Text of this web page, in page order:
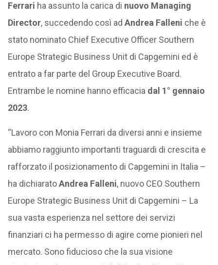
Ferrari ha assunto la carica di nuovo Managing
Director, succedendo così ad Andrea Falleni che è
stato nominato Chief Executive Officer Southern
Europe Strategic Business Unit di Capgemini ed è
entrato a far parte del Group Executive Board.
Entrambe le nomine hanno efficacia dal 1° gennaio
2023.
“Lavoro con Monia Ferrari da diversi anni e insieme
abbiamo raggiunto importanti traguardi di crescita e
rafforzato il posizionamento di Capgemini in Italia –
ha dichiaratoAndrea Falleni, nuovo CEO Southern
Europe Strategic Business Unit di Capgemini – La
sua vasta esperienza nel settore dei servizi
finanziari ci ha permesso di agire come pionieri nel
mercato. Sono fiducioso che la sua visione